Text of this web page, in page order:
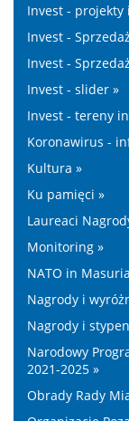
Invest - projekty
Invest -
Invest -
Invest - slider »
Invest - tereny
Koronawirus -
Kultura »
Ku pamięci »
Laureaci
Monitoring »
NATO in
Nagrody i
Nagrody i
Narodowy
2021-2025 »
Obrady Rady